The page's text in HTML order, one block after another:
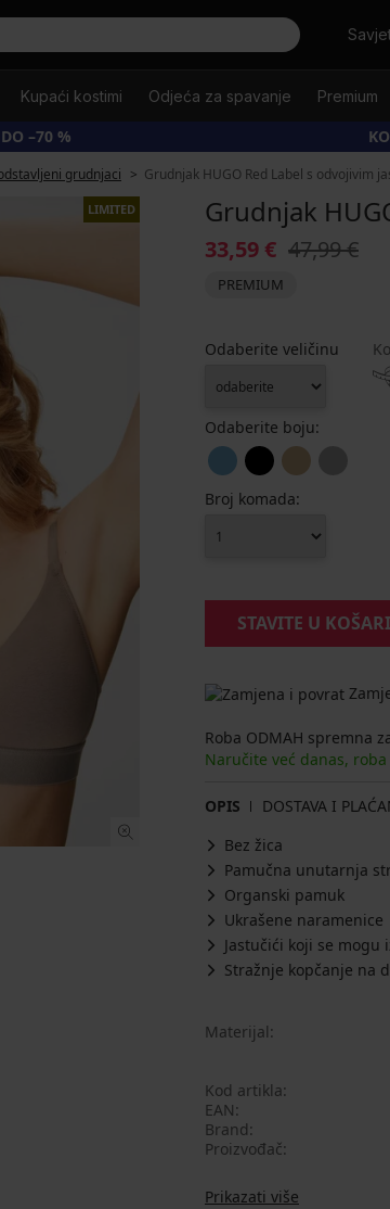
Tražiti
Kupaći kostimi Odjeća za spavanje Premium
–70 %
grudnjaci Grudnjak HUGO Red Label s odvojivim
LIMITED Grudnjak
33,59 € 47,99 €
PREMIUM
Odaberite veličinu
Odaberite boju:
Broj komada:
STAVITE U
Roba ODMAH spremna
Naručite već danas,
OPIS DOSTAVA I
Bez žica
Pamučna unutarnja
Organski pamuk
Ukrašene naramenice
Jastučići koji se
Stražnje kopčanje na
Materijal
Kod artikla
EAN
Brand
Proizvođač
Prikazati više